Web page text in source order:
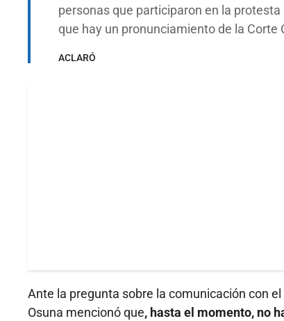
personas que participaron en la
que hay un pronunciamiento de la
ACLARÓ
Ante la pregunta sobre la comunicación con
Osuna mencionó que, hasta el momento, no